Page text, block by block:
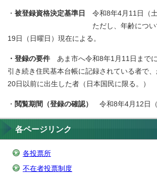
・ 被登録資格決定基準日
令和8年4月11日（土
ただし、年齢については、
19日（日曜日）現在による。
・登録の要件あま市へ令和8年1月11日までに
引き続き住民基本台帳に記録されている者で
20日以前に出生した者（日本国民に限る。）
・ 閲覧期間（登録の確認） 令和8年4月12日（
各ページリンク
各投票所
不在者投票制度